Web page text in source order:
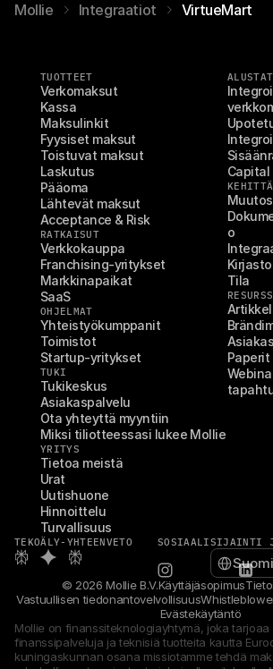
Mollie Integraatiot VirtueMart
TUOTTEET
Verkomaksut
Kassa
Maksulinkit
Fyysiset maksut
Toistuvat maksut
Laskutus
Pääoma
Lähtevät maksut
Acceptance & Risk
RATKAISUT
Verkkokauppa
Franchising-yritykset
Markkinapaikat
SaaS
OHJELMAT
Yhteistyökumppanit
Toimistot
Startup-yritykset
TUKI
Tukikeskus
Asiakaspalvelu
Ota yhteyttä myyntiin
Miksi tiliotteessasi lukee Mollie
YRITYS
Tietoa meistä
Urat
Uutishuone
Hinnoittelu
Turvallisuus
ALUSTAT
Capital
o
Tila
TEKOÄLY-YHTEENVETO SOSIAALISIJAINTI
Select
Suomi
© 2026 Mollie B.V.Käyttäjäsopimus
Vastuullisen tiedonantovelvollisuus
Evästekäytäntö
Mollie on finanssiteknologiayhtymä, joka
finanssipalveluja ja teknisiä tuotteita kautta
kuningaskunnan osana missiotamme tehdä